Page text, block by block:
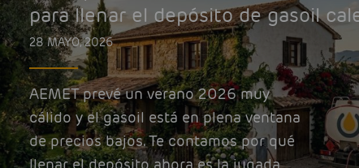
para llenar el depósito de gasoil
28 MAYO, 2026
AEMET prevé un verano 2026 muy
cálido y el gasoil está en plena ventana
de precios bajos. Te contamos por qué